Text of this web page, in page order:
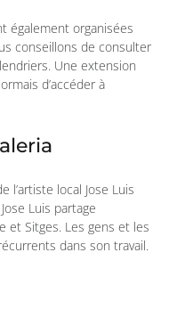
également organisées
conseillons de consulter
Une extension
d’accéder à
l’artiste local Jose Luis
Luis partage
et Sitges. Les gens et les
dans son travail.